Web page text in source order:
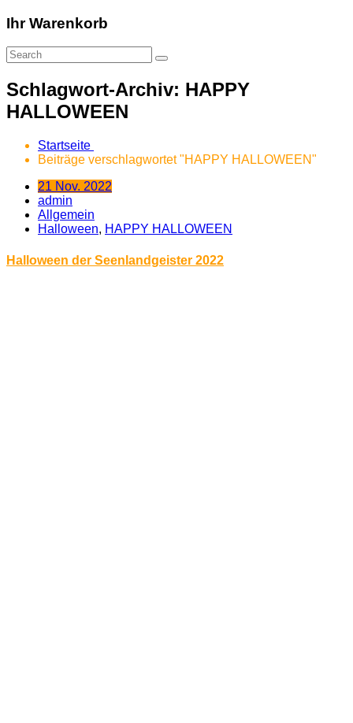
Ihr Warenkorb
Schlagwort-Archiv: HAPPY
HALLOWEEN
Startseite
Beiträge verschlagwortet "HAPPY HALLOWEEN"
21 Nov. 2022
admin
Allgemein
Halloween, HAPPY HALLOWEEN
Halloween der Seenlandgeister 2022